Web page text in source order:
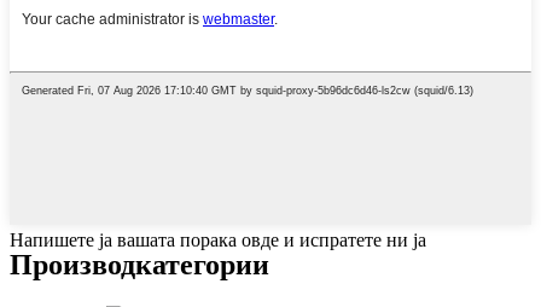
Напишете ја вашата порака овде и испратете ни ја
Производкатегории